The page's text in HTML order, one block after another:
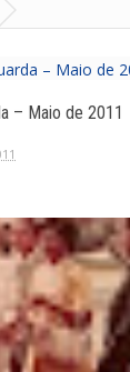
– Maio de 2011